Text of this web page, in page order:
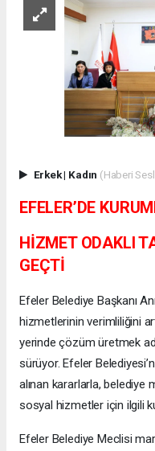
Erkek| Kadın (Haberi
EFELER’DE
HİZMET ODAKLI
GEÇTİ
Efeler Belediye Başkanı
hizmetlerinin verimliliğini
yerinde çözüm üretmek
sürüyor. Efeler
alınan kararlarla, belediye
sosyal hizmetler için ilgili
Efeler Belediye Meclisi